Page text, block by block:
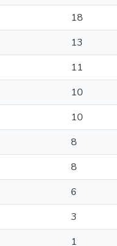
18
13
11
10
10
8
8
6
3
1